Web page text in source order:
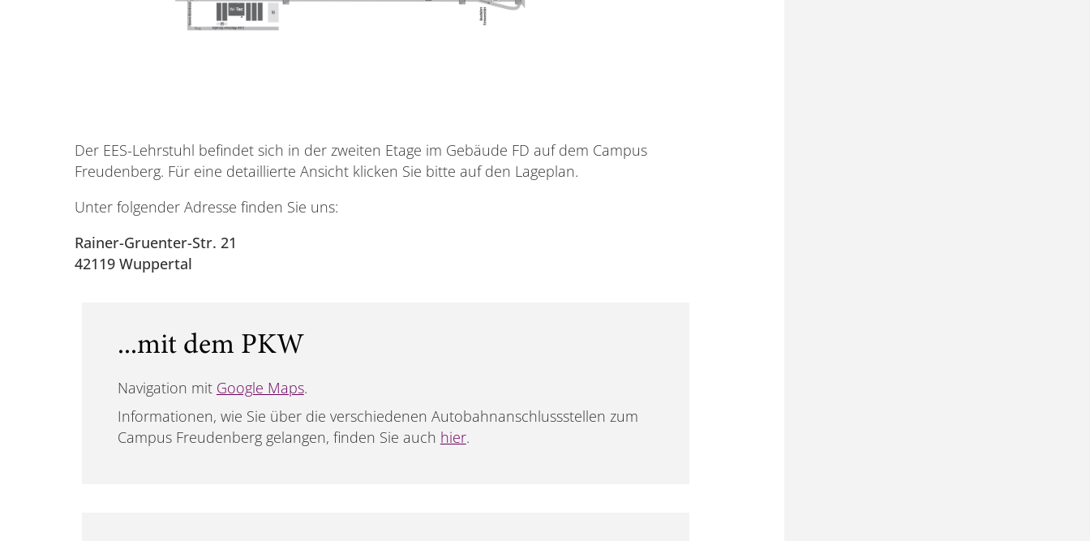
Der EES-Lehrstuhl befindet sich in der zweiten Etage im Gebäude FD auf dem Campus
Freudenberg. Für eine detaillierte Ansicht klicken Sie bitte auf den Lageplan.
Unter folgender Adresse finden Sie uns:
Rainer-Gruenter-Str. 21
42119 Wuppertal
...mit dem PKW
Navigation mit Google Maps.
Informationen, wie Sie über die verschiedenen Autobahnanschlussstellen zum
Campus Freudenberg gelangen, finden Sie auch hier.